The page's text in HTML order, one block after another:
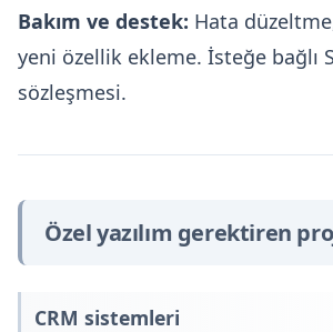
Bakım ve destek: Hata
yeni özellik ekleme. İsteğe bağlı
sözleşmesi.
Özel yazılım gerektiren
CRM sistemleri